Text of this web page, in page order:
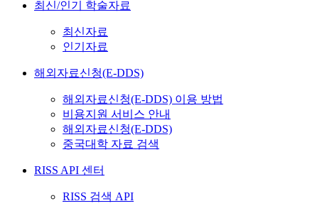
최신/인기 학술자료
최신자료
인기자료
해외자료신청(E-DDS)
해외자료신청(E-DDS) 이용 방법
비용지원 서비스 안내
해외자료신청(E-DDS)
중국대학 자료 검색
RISS API 센터
RISS 검색 API